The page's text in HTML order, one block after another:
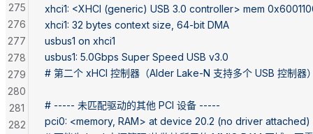
xhci1: <XHCI (generic) USB 3.0 controller> mem
xhci1: 32 bytes context size, 64-bit DMA
usbus1 on xhci1
usbus1: 5.0Gbps Super Speed USB v3.0
# 第二个 xHCI 控制器（Alder Lake-N 支持多个 USB 控制器
# ----- 未匹配驱动的其他 PCI 设备 -----
pci0: <memory, RAM> at device 20.2 (no driver attached)
275
276
277
278
279
280
281
282